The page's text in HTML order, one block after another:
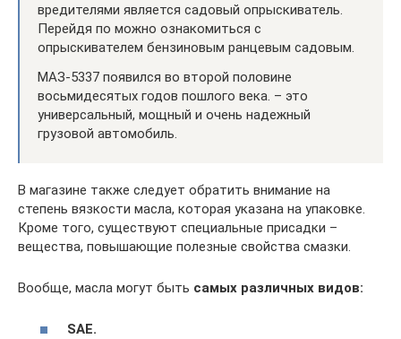
вредителями является садовый опрыскиватель.
Перейдя по можно ознакомиться с
опрыскивателем бензиновым ранцевым садовым.
МАЗ-5337 появился во второй половине
восьмидесятых годов пошлого века. – это
универсальный, мощный и очень надежный
грузовой автомобиль.
В магазине также следует обратить внимание на
степень вязкости масла, которая указана на упаковке.
Кроме того, существуют специальные присадки –
вещества, повышающие полезные свойства смазки.
Вообще, масла могут быть самых различных видов:
SAE.